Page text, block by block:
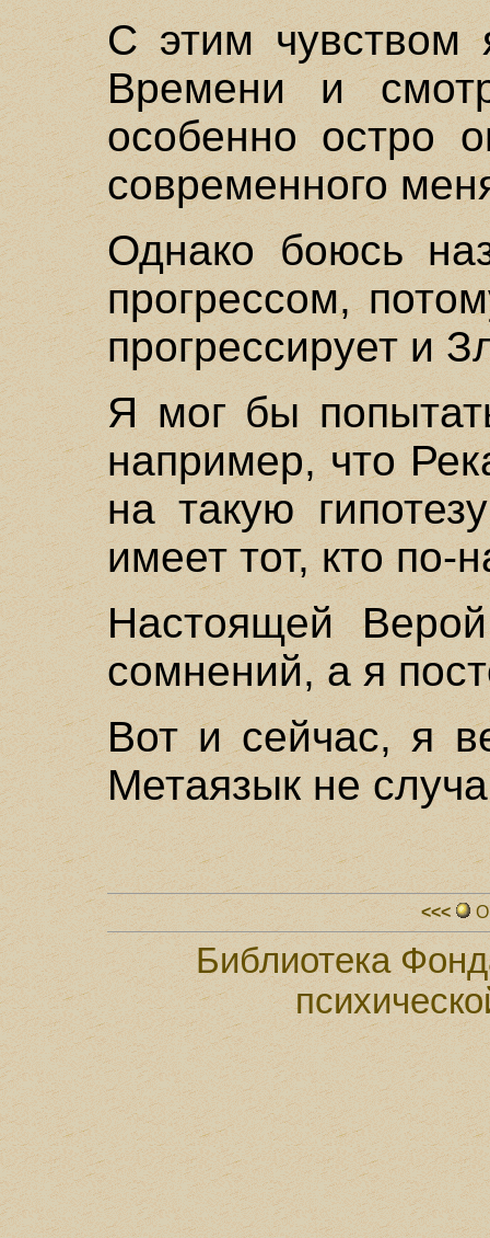
С этим чувством
Времени и
особенно остро
современного
Однако боюсь
прогрессом,
прогрессирует и
Я мог бы
например, что
на такую
имеет тот, кто по-
Настоящей
сомнений, а я
Вот и сейчас, я
Метаязык не
<<<
Библиотека